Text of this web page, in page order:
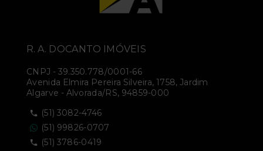
R. A. DOCANTO IMÓVEIS
CNPJ - 39.350.778/0001-66
Avenida Elmira Pereira Silveira, 1758, Jardim
Algarve - Alvorada/RS, 94859-000
(51) 3082-4746
(51) 99826-0707
(51) 3786-0419